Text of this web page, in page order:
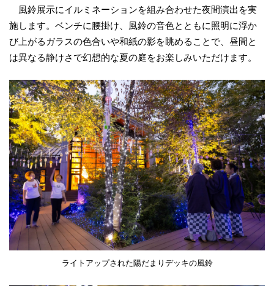
風鈴展示にイルミネーションを組み合わせた夜間演出を実
施します。ベンチに腰掛け、風鈴の音色とともに照明に浮か
び上がるガラスの色合いや和紙の影を眺めることで、昼間と
は異なる静けさで幻想的な夏の庭をお楽しみいただけます。
ライトアップされた陽だまりデッキの風鈴